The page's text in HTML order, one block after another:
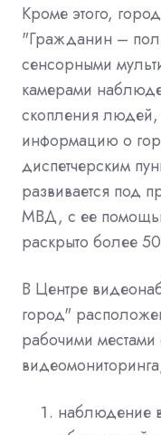
Кроме этого,
"Гражданин –
сенсорными
камерами
скопления людей,
информацию о
диспетчерским
развивается под
МВД, с ее
раскрыто более
В Центре
город"
рабочими
наблюдение